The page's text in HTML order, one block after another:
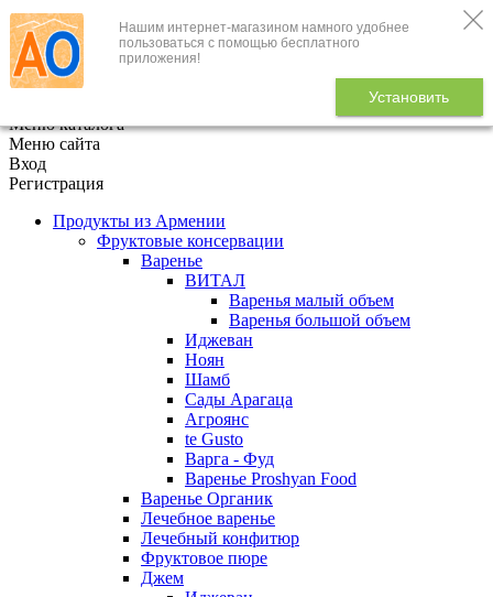
Нашим интернет-магазином намного удобнее
пользоваться с помощью бесплатного
приложения!
Установить
+7 (495) 646-888-1
В корзине
Меню каталога
Меню сайта
Вход
Регистрация
Продукты из Армении
Фруктовые консервации
Варенье
ВИТАЛ
Варенья малый объем
Варенья большой объем
Иджеван
Ноян
Шамб
Сады Арагаца
Агроянс
te Gusto
Варга - Фуд
Варенье Proshyan Food
Варенье Органик
Лечебное варенье
Лечебный конфитюр
Фруктовое пюре
Джем